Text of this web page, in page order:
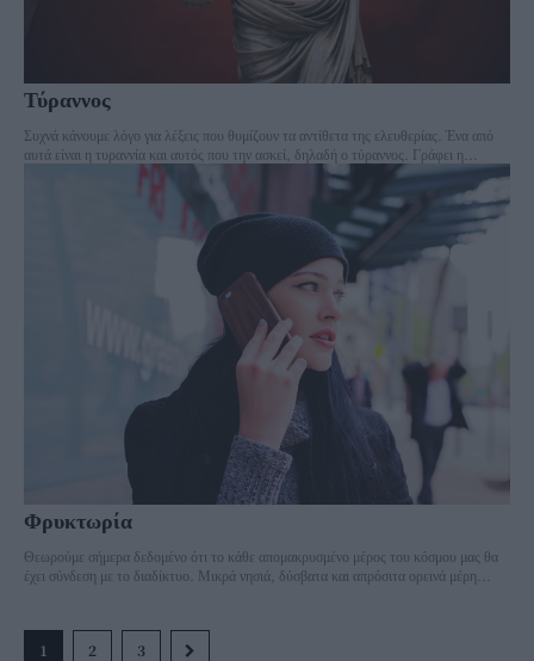
Τύραννος
Συχνά κάνουμε λόγο για λέξεις που θυμίζουν τα αντίθετα της ελευθερίας. Ένα από
αυτά είναι η τυραννία και αυτός που την ασκεί, δηλαδή ο τύραννος. Γράφει η...
Φρυκτωρία
Θεωρούμε σήμερα δεδομένο ότι το κάθε απομακρυσμένο μέρος του κόσμου μας θα
έχει σύνδεση με το διαδίκτυο. Μικρά νησιά, δύσβατα και απρόσιτα ορεινά μέρη...
1 2 3